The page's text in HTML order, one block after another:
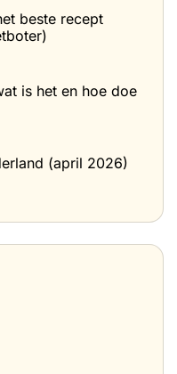
beste recept
is het en hoe doe
(april 2026)